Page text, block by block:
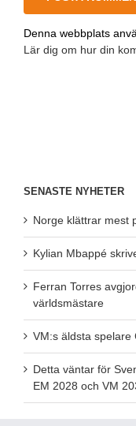
Denna webbplats
Lär dig om hur din
SENASTE NYHETER
Norge klättrar mest
Kylian Mbappé
Ferran Torres
världsmästare
VM:s äldsta spelare
Detta väntar för
EM 2028 och VM